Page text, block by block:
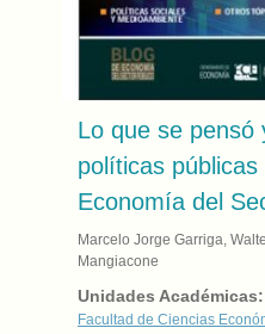
Lo que se pensó
políticas
Economía del
Marcelo Jorge Garriga,
Mangiacone
Unidades Académicas:
Facultad de Ciencias